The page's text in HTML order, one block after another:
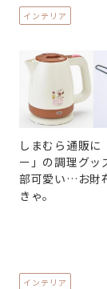
インテリア
しまむら通販に
ー」の調理グッ
部可愛い…お財
きゃ。
インテリア